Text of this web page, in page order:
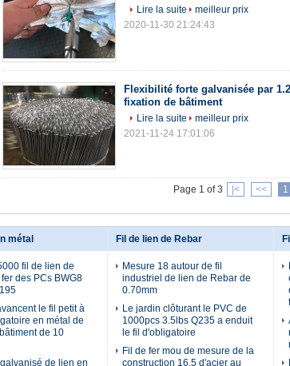
Lire la suite
meilleur prix
2020-11-30 21:24:43
Flexibilité forte galvanisée par
fixation de bâtiment
Lire la suite
meilleur prix
2021-11-24 17:01:06
Page 1 of 3 |< << 1
métal
fil de lien de
des PCs BWG8
le fil petit à
en métal de
de 10
de lien en
Fil de lien de Rebar
Mesure 18 autour de fil
industriel de lien de Rebar de
0.70mm
Le jardin clôturant le PVC de
1000pcs 3.5lbs Q235 a enduit
le fil d'obligatoire
Fil de fer mou de mesure de la
construction 16,5 d'acier au